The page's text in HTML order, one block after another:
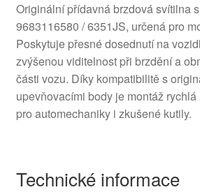
Originální přídavná brzdová svítilna
9683116580 / 6351JS, určená pro
Poskytuje přesné dosednutí na
zvýšenou viditelnost při brzdění a
části vozu. Díky kompatibilitě s
upevňovacími body je montáž
pro automechaniky i zkušené kutily.
Technické informace